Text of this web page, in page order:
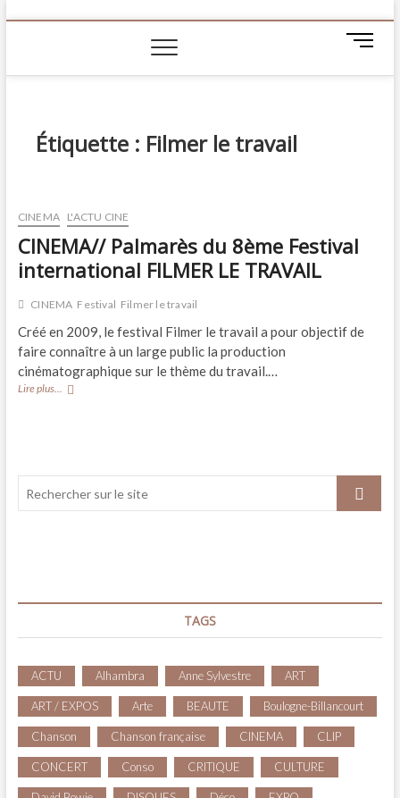
M
n
Étiquette : Filmer le travail
CINEMA L'ACTU CINE
CINEMA// Palmarès du 8ème Festival
international FILMER LE TRAVAIL
CINEMA Festival Filmer le travail
Créé en 2009, le festival Filmer le travail a pour objectif de
faire connaître à un large public la production
cinématographique sur le thème du travail.…
Lire plus... CINEMA//
LE
TAGS
ACTU Alhambra Anne Sylvestre ART
ART / EXPOS Arte BEAUTE Boulogne-Billancourt
Chanson Chanson française CINEMA CLIP
CONCERT Conso CRITIQUE CULTURE